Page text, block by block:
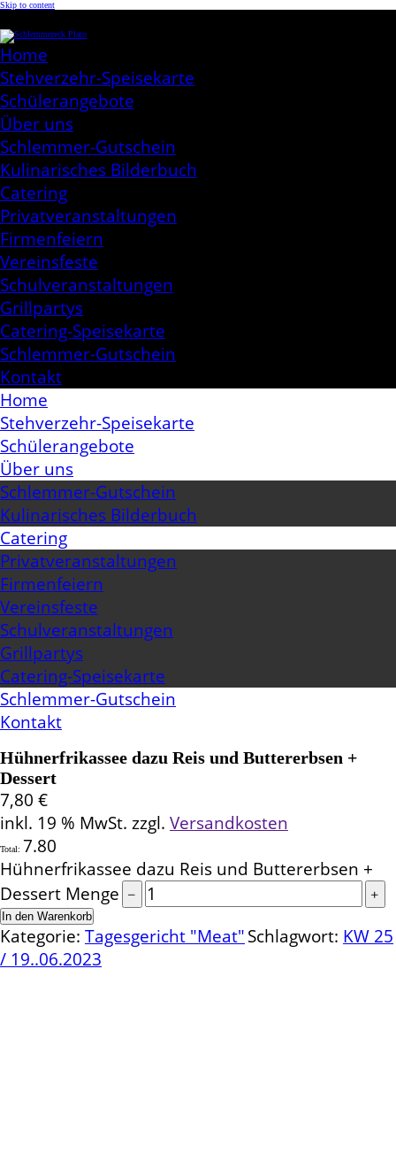
Skip to content
Home
Stehverzehr-Speisekarte
Schülerangebote
Über uns
Schlemmer-Gutschein
Kulinarisches Bilderbuch
Catering
Privatveranstaltungen
Firmenfeiern
Vereinsfeste
Schulveranstaltungen
Grillpartys
Catering-Speisekarte
Schlemmer-Gutschein
Kontakt
Home
Stehverzehr-Speisekarte
Schülerangebote
Über uns
Schlemmer-Gutschein
Kulinarisches Bilderbuch
Catering
Privatveranstaltungen
Firmenfeiern
Vereinsfeste
Schulveranstaltungen
Grillpartys
Catering-Speisekarte
Schlemmer-Gutschein
Kontakt
Hühnerfrikassee dazu Reis und Buttererbsen +
Dessert
7,80 €
inkl. 19 % MwSt. zzgl. Versandkosten
Total: 7.80
Hühnerfrikassee dazu Reis und Buttererbsen +
Dessert Menge
In den Warenkorb
Kategorie: Tagesgericht "Meat"Schlagwort: KW 25
/ 19..06.2023